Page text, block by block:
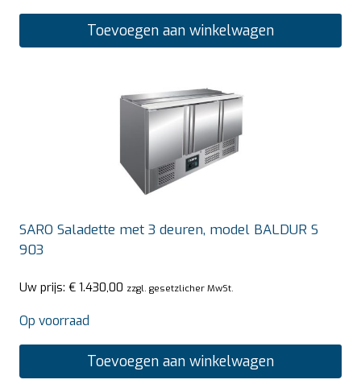
Toevoegen aan winkelwagen
SARO Saladette met 3 deuren, model BALDUR S
903
Uw prijs: € 1.430,00 zzgl. gesetzlicher MwSt.
Op voorraad
Toevoegen aan winkelwagen